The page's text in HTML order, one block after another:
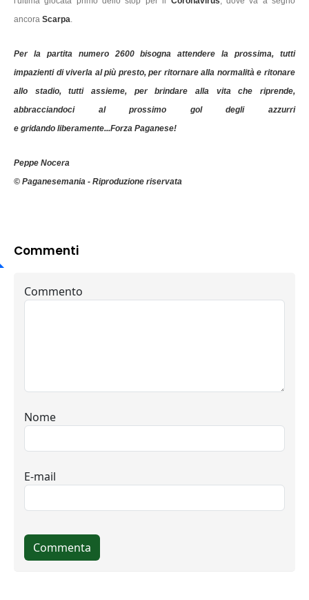
ancora Scarpa.
Per la partita numero 2600 bisogna attendere la prossima, tutti
impazienti di viverla al più presto, per ritornare alla normalità e ritonare
allo stadio, tutti assieme, per brindare alla vita che riprende,
abbracciandoci al prossimo gol degli azzurri
e gridando liberamente...Forza Paganese!
Peppe Nocera
© Paganesemania - Riproduzione riservata
Commenti